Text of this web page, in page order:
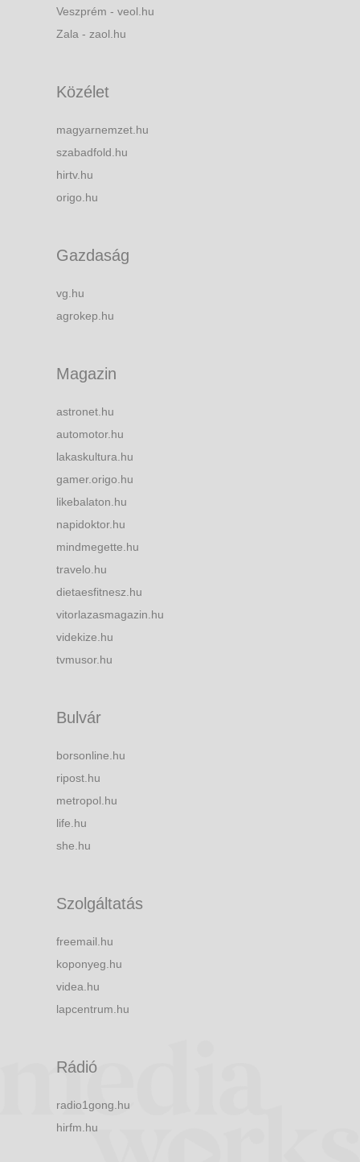
Veszprém - veol.hu
Zala - zaol.hu
Közélet
magyarnemzet.hu
szabadfold.hu
hirtv.hu
origo.hu
Gazdaság
vg.hu
agrokep.hu
Magazin
astronet.hu
automotor.hu
lakaskultura.hu
gamer.origo.hu
likebalaton.hu
napidoktor.hu
mindmegette.hu
travelo.hu
dietaesfitnesz.hu
vitorlazasmagazin.hu
videkize.hu
tvmusor.hu
Bulvár
borsonline.hu
ripost.hu
metropol.hu
life.hu
she.hu
Szolgáltatás
freemail.hu
koponyeg.hu
videa.hu
lapcentrum.hu
Rádió
radio1gong.hu
hirfm.hu